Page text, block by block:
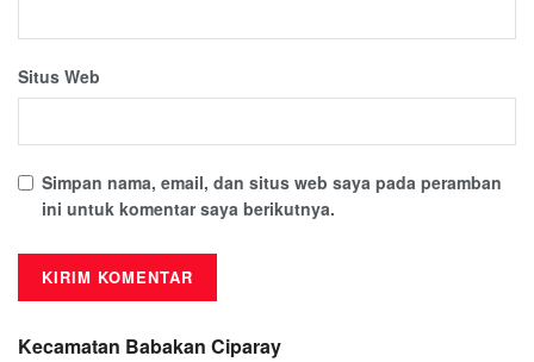
Situs Web
Simpan nama, email, dan situs web saya pada peramban
ini untuk komentar saya berikutnya.
Kecamatan Babakan Ciparay